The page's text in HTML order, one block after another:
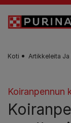
Skip to main
Koti Artikkeleita
Koiranpennun